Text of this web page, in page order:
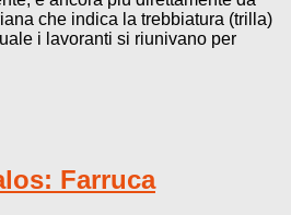
che indica la trebbiatura (trilla)
i lavoranti si riunivano per
Farruca